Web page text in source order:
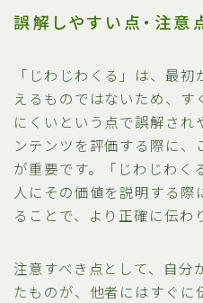
誤解しやすい点・注意
「じわじわくる」は、最
えるものではないため、す
にくいという点で誤解され
ンテンツを評価する際に、
が重要です。「じわじわく
人にその価値を説明する
ることで、より正確に伝わ
注意すべき点として、自分
たものが、他者にはすぐに